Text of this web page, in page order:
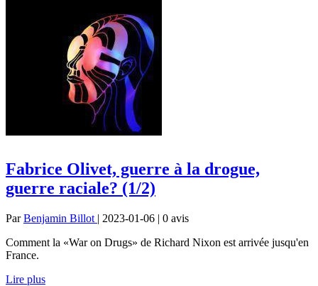
Fabrice Olivet, guerre à la drogue,
guerre raciale? (1/2)
ParBenjamin Billot | 2023-01-06 | 0 avis
Comment la «War on Drugs» de Richard Nixon est arrivée jusqu'en
France.
Lire plus